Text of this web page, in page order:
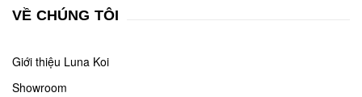
VỀ CHÚNG TÔI
Giới thiệu Luna Koi
Showroom